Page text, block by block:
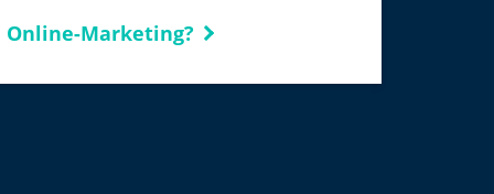
Online-Marketing?